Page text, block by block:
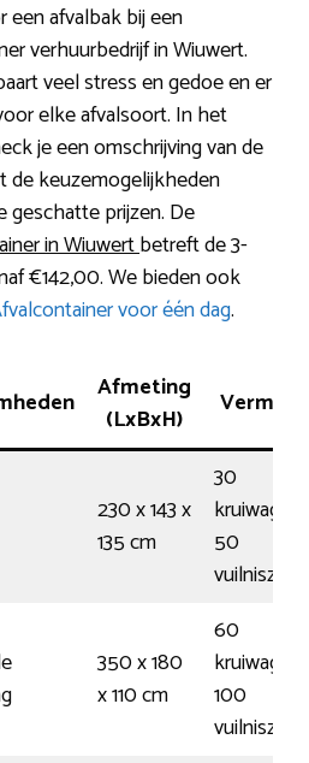
een afvalbak bij een
verhuurbedrijf in Wiuwert.
veel stress en gedoe en er
elke afvalsoort. In het
je een omschrijving van de
de keuzemogelijkheden
geschatte prijzen. De
in Wiuwertbetreft de 3-
€142,00. We bieden ook
voor één dag.
Afmeting
(LxBxH)
230 x 143 x
135 cm
30
50
350 x 180
x 110 cm
60
100